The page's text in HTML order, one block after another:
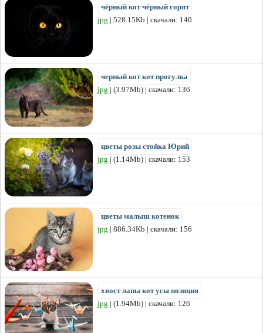
чёрный кот чёрный горят
jpg | 528.15Kb | скачали: 140
черный кот кот прогулка
jpg | (3.97Mb) | скачали: 136
цветы розы стойка Юрий
jpg | (1.14Mb) | скачали: 153
цветы малыш котенок
jpg | 886.34Kb | скачали: 156
хвост лапы кот усы позиция
jpg | (1.94Mb) | скачали: 126